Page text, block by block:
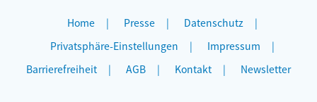
Home Presse
Datenschutz
Privatsphäre-Einstellungen
Impressum
Barrierefreiheit
AGB Kontakt Newsletter